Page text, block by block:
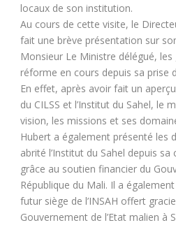
locaux de son institution.
Au cours de cette visite, le
fait une brève présentation sur
Monsieur Le Ministre délégué,
réforme en cours depuis sa prise
En effet, après avoir fait un
du CILSS et l’Institut du Sahel, le
vision, les missions et ses
Hubert a également présenté les
abrité l’Institut du Sahel depuis
grâce au soutien financier du
République du Mali. Il a
futur siège de l’INSAH offert
Gouvernement de l’Etat malien à